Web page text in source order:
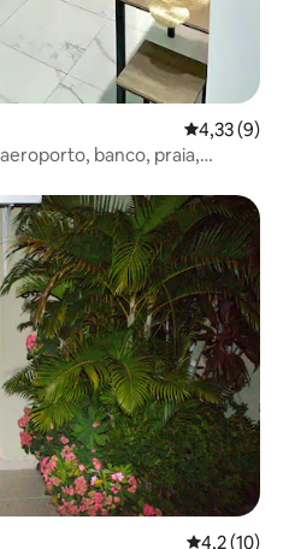
4,33 de
4,33 (9)
banco, praia,
4,2 de uma
4,2 (10)